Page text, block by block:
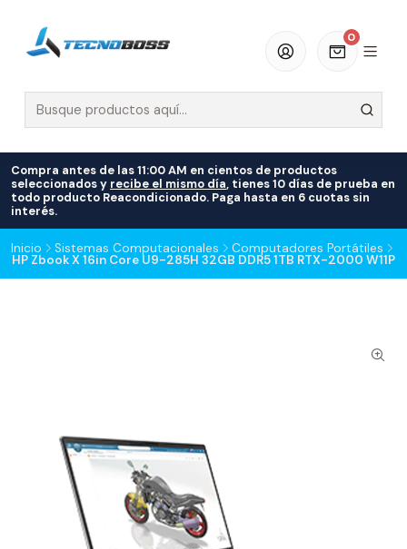
0
Compra antes de las 11:00 AM en cientos de productos
seleccionados y recibe el mismo día, tienes 10 días de prueba en
todo producto Reacondicionado. Paga hasta en 6 cuotas sin
interés.
Inicio Sistemas Computacionales Computadores Portátiles
HP Zbook X 16in Core U9-285H 32GB DDR5 1TB RTX-2000 W11P